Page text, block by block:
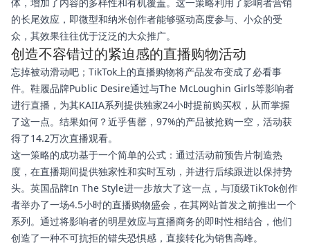
的长尾效应，即微型和纳米创作者能够驱动高度参与、小众的受
众，其效果往往优于泛泛的大众推广。
创造不容错过的紧迫感的直播购物活动
忘掉被动滑动吧；TikTok上的直播购物将产品发布变成了必看事
件。鞋履品牌Public Desire通过与The McLoughin Girls等影响者
进行直播，为其KAIIA系列提供独家24小时提前购买权，从而掌握
了这一点。结果如何？近乎售罄，97%的产品被抢购一空，活动获
得了14.2万次直播观看。
这一策略的成功基于一个简单的公式：通过活动前预告片制造热
度，在直播期间提供独家性和实时互动，并进行后续跟进以保持势
头。英国品牌In The Style进一步放大了这一点，与顶级TikTok创作
者举办了一场4.5小时的直播购物盛会，在其网站首发之前推出一个
系列。通过将影响者的明星效应与直播商务的即时性相结合，他们
创造了一种不可抗拒的错失恐惧感，直接转化为销售高峰。